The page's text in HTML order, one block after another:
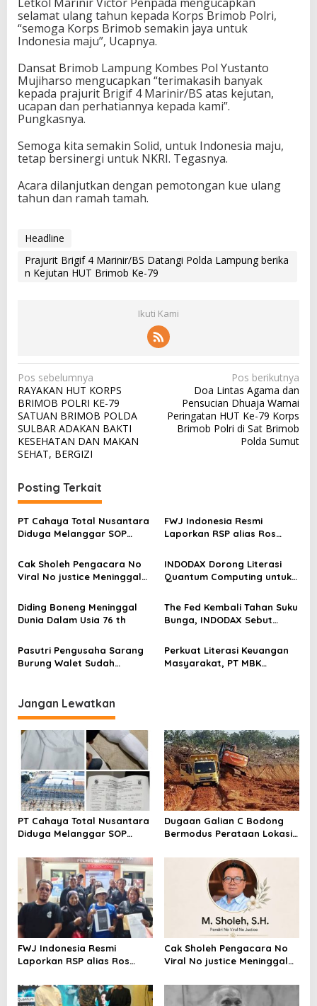
selamat ulang tahun kepada Korps Brimob Polri,
“semoga Korps Brimob semakin jaya untuk
Indonesia maju”, Ucapnya.
Dansat Brimob Lampung Kombes Pol Yustanto
Mujiharso mengucapkan “terimakasih banyak
kepada prajurit Brigif 4 Marinir/BS atas kejutan,
ucapan dan perhatiannya kepada kami”.
Pungkasnya.
Semoga kita semakin Solid, untuk Indonesia maju,
tetap bersinergi untuk NKRI. Tegasnya.
Acara dilanjutkan dengan pemotongan kue ulang
tahun dan ramah tamah.
Headline
Prajurit Brigif 4 Marinir/BS Datangi Polda Lampung berika
n Kejutan HUT Brimob Ke-79
Ikuti Kami
N
a
v
i
g
s
i
p
o
s
Pos sebelumnya
RAYAKAN HUT KORPS
BRIMOB POLRI KE-79
SATUAN BRIMOB POLDA
SULBAR ADAKAN BAKTI
KESEHATAN DAN MAKAN
SEHAT, BERGIZI
Pos berikutnya
Doa Lintas Agama dan
Pensucian Dhuaja Warnai
Peringatan HUT Ke-79 Korps
Brimob Polri di Sat Brimob
Polda Sumut
Posting Terkait
PT Cahaya Total Nusantara
Diduga Melanggar SOP
Kerja Hingga meninggal
Dunia, Kluarga Korban
Merasa Di abaikan
FWJ Indonesia Resmi
Laporkan RSP alias Ros
Cak Sholeh Pengacara No
Viral No justice Meninggal
INDODAX Dorong Literasi
Quantum Computing untuk
Blockchain
Diding Boneng Meninggal
Dunia Dalam Usia 76 th
The Fed Kembali Tahan Suku
Bunga, INDODAX Sebut
Sentimen Pasar
Pasutri Pengusaha Sarang
Burung Walet Sudah
Segera Lakukan Penahanan
Perkuat Literasi Keuangan
Masyarakat, PT MBK
Jangan Lewatkan
PT Cahaya Total Nusantara
Diduga Melanggar SOP
Kerja Hingga meninggal
Dunia, Kluarga Korban
Merasa Di abaikan
Dugaan Galian C Bodong
Bermodus Perataan Lokasi
Riau Akan Tinjauan Lokasi
FWJ Indonesia Resmi
Laporkan RSP alias Ros
Cak Sholeh Pengacara No
Viral No justice Meninggal